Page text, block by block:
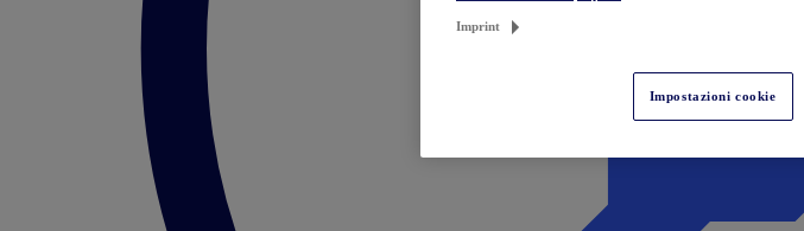
Imprint
Impostazioni cookie